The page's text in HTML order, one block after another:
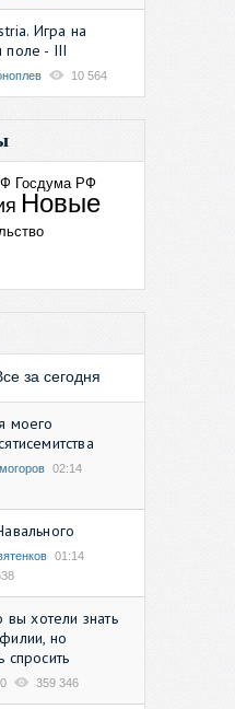
Игра на
поле - III
10 564
Госдума РФ
Новые
за сегодня
моего
02:14
01:14
вы хотели знать
но
спросить
359 346